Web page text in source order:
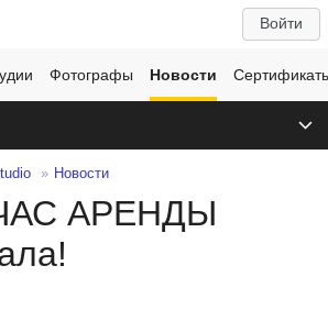
Войти
Фотографы Новости
Новости
АРЕНДЫ